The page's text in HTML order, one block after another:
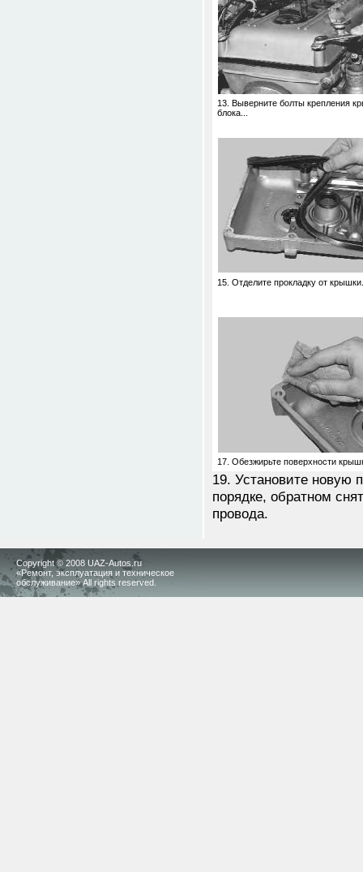
13. Выверните болты крепления
блока...
15. Отделите прокладку от крышки.
17. Обезжирьте поверхности
19. Установите новую
порядке, обратном
провода.
Copyright © 2008 UAZ-Autos.ru
«Ремонт, эксплуатация и техническое
обслуживание» All rights reserved.